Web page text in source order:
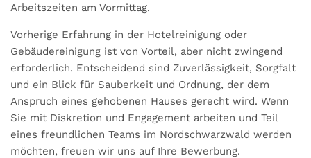
Arbeitszeiten am Vormittag.
Vorherige Erfahrung in der Hotelreinigung oder
Gebäudereinigung ist von Vorteil, aber nicht zwingend
erforderlich. Entscheidend sind Zuverlässigkeit, Sorgfalt
und ein Blick für Sauberkeit und Ordnung, der dem
Anspruch eines gehobenen Hauses gerecht wird. Wenn
Sie mit Diskretion und Engagement arbeiten und Teil
eines freundlichen Teams im Nordschwarzwald werden
möchten, freuen wir uns auf Ihre Bewerbung.